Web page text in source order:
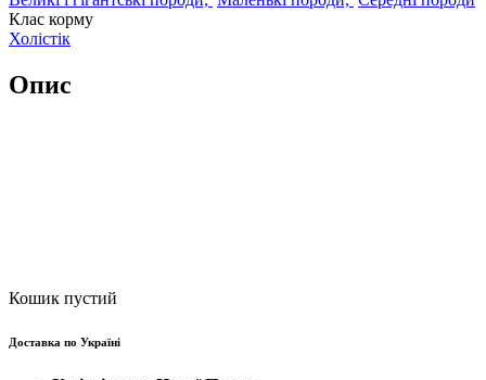
Клас корму
Холістік
Опис
Кошик пустий
Доставка по Україні